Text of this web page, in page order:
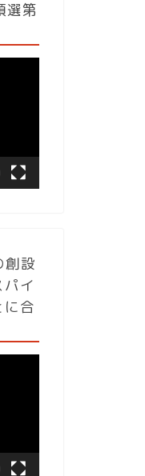
選第
創設
イ
に合